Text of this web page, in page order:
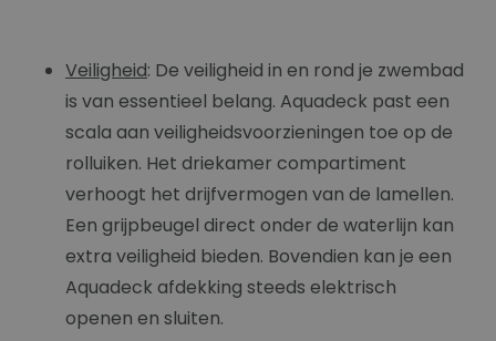
Veiligheid: De veiligheid in en rond je zwembad
is van essentieel belang. Aquadeck past een
scala aan veiligheidsvoorzieningen toe op de
rolluiken. Het driekamer compartiment
verhoogt het drijfvermogen van de lamellen.
Een grijpbeugel direct onder de waterlijn kan
extra veiligheid bieden. Bovendien kan je een
Aquadeck afdekking steeds elektrisch
openen en sluiten.